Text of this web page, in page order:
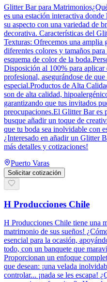
Glitter Bar para
es una estación interactiva
su aspecto con una variedad de
decorativa. Características del
Texturas: Ofrecemos una amplia
diferentes colores y tamaños
esquema de color de la
Disposición al 100% para
profesional, asegurándose de
especial.Productos de Alta
son de alta calidad,
garantizando que tus invitados
preocupaciones.El Glitter Bar es
busque añadir un toque de
que tu boda sea inolvidable con
¿Interesado en añadir un Glitter
más detalles y cotizaciones!
Puerto Varas
Solicitar cotización
H Producciones Chile
H Producciones Chile tiene una
matrimonio de sus sueños!
esencial para la ocasión,
todo, con un banquete que
Proporcionan un enfoque
que desean: ¡una velada
controlar... ¡nada se les escapa!